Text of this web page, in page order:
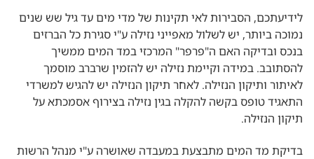
לידיעתכם, הסבירות לאי תקינות של מדי מים עד גיל שש שנים
נמוכה ביותר, יש לשלול מאפייני נזילה ע"י סגירת כל הברזים
בנכס ובדיקה האם ה"פרפר" המרכזי במד המים ממשיך
להסתובב. במידה וקיימת נזילה יש להזמין שרברב מוסמך
לאיתור ותיקון הנזילה. לאחר תיקון הנזילה יש להגיש למשרדי
התאגיד טופס בקשה להקלה בגין נזילה בצירוף אסמכתא על
תיקון הנזילה.
בדיקת מד המים מתבצעת במעבדה שאושרה ע"י מנהל הרשות